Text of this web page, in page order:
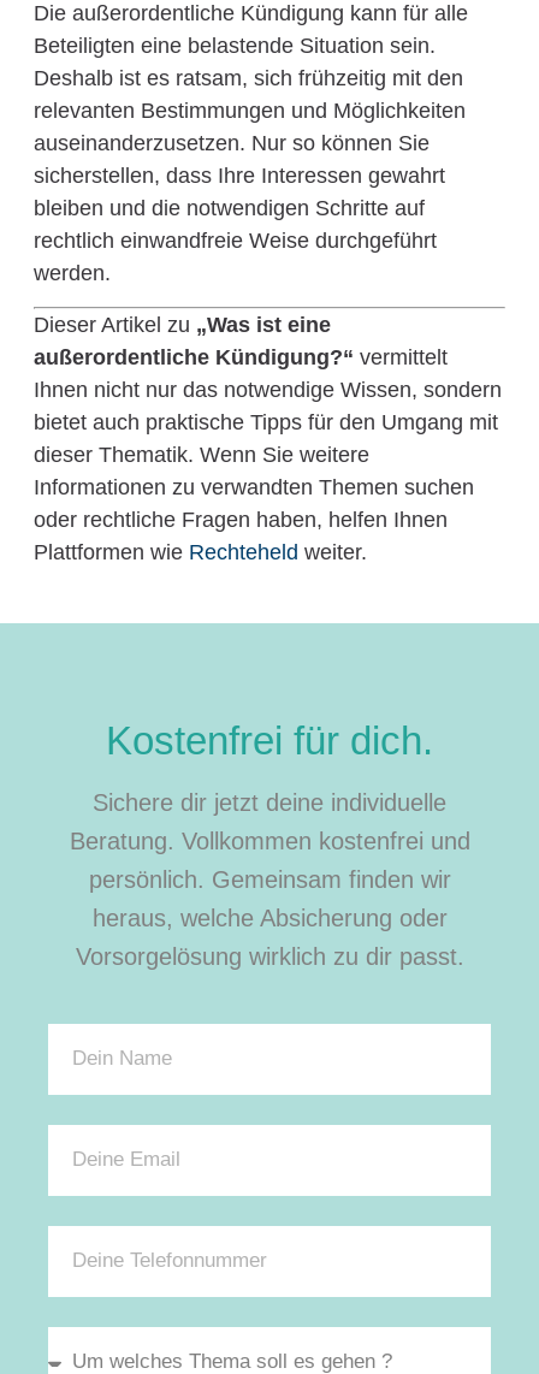
Die außerordentliche Kündigung kann für alle
Beteiligten eine belastende Situation sein.
Deshalb ist es ratsam, sich frühzeitig mit den
relevanten Bestimmungen und Möglichkeiten
auseinanderzusetzen. Nur so können Sie
sicherstellen, dass Ihre Interessen gewahrt
bleiben und die notwendigen Schritte auf
rechtlich einwandfreie Weise durchgeführt
werden.
Dieser Artikel zu „Was ist eine
außerordentliche Kündigung?“ vermittelt
Ihnen nicht nur das notwendige Wissen, sondern
bietet auch praktische Tipps für den Umgang mit
dieser Thematik. Wenn Sie weitere
Informationen zu verwandten Themen suchen
oder rechtliche Fragen haben, helfen Ihnen
Plattformen wie Rechteheld weiter.
Kostenfrei für dich.
Sichere dir jetzt deine individuelle
Beratung. Vollkommen kostenfrei und
persönlich. Gemeinsam finden wir
heraus, welche Absicherung oder
Vorsorgelösung wirklich zu dir passt.